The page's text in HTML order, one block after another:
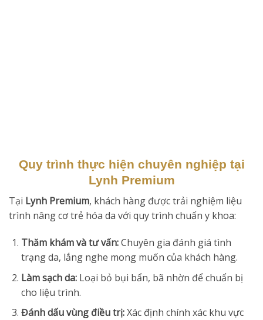
Quy trình thực hiện chuyên nghiệp tại
Lynh Premium
Tại Lynh Premium, khách hàng được trải nghiệm liệu
trình nâng cơ trẻ hóa da với quy trình chuẩn y khoa:
Thăm khám và tư vấn:Chuyên gia đánh giá tình
trạng da, lắng nghe mong muốn của khách hàng.
Làm sạch da:Loại bỏ bụi bẩn, bã nhờn để chuẩn bị
cho liệu trình.
Đánh dấu vùng điều trị:Xác định chính xác khu vực